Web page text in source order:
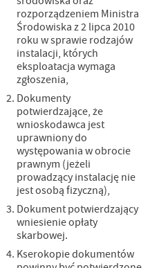
rozporządzeniem Ministra
Środowiska z 2 lipca 2010
roku w sprawie rodzajów
instalacji, których
eksploatacja wymaga
zgłoszenia,
Dokumenty
potwierdzające, że
wnioskodawca jest
uprawniony do
występowania w obrocie
prawnym (jeżeli
prowadzący instalację nie
jest osobą fizyczną),
Dokument potwierdzający
wniesienie opłaty
skarbowej.
Kserokopie dokumentów